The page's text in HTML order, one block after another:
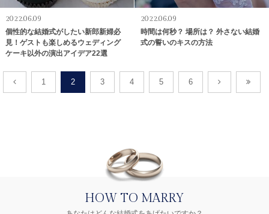
2022.06.09
個性的な結婚式がしたい新郎新婦必
見！ゲストも楽しめるウェディング
ケーキ以外の演出アイデア22選
2022.06.09
時間は何秒？ 場所は？ 外さない結婚
式の誓いのキスの方法
1 2 3 4 5 6
HOW TO MARRY